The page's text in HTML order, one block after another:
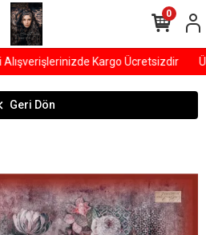
Kargo Ücretsizdir
0
Geri Dön